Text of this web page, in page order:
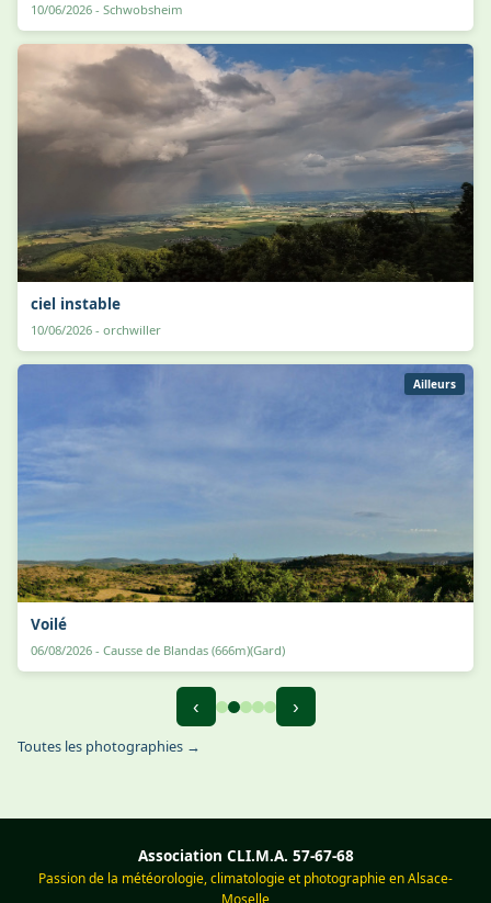
10/06/2026 - Schwobsheim
ciel instable
10/06/2026 - orchwiller
Ailleurs
Voilé
06/08/2026 - Causse de Blandas (666m)(Gard)
‹ ›
Toutes les photographies →
Association CLI.M.A. 57-67-68
Passion de la météorologie, climatologie et photographie en Alsace-
Moselle